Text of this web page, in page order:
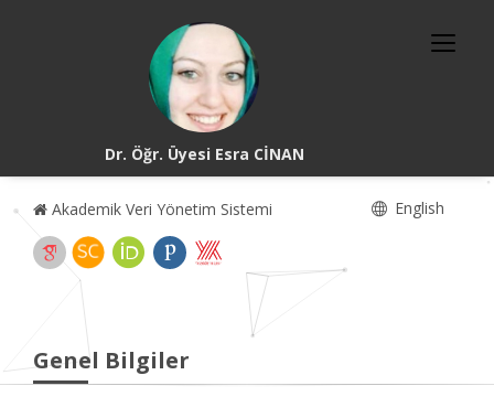
Dr. Öğr. Üyesi Esra CİNAN
Akademik Veri Yönetim Sistemi English
Genel Bilgiler